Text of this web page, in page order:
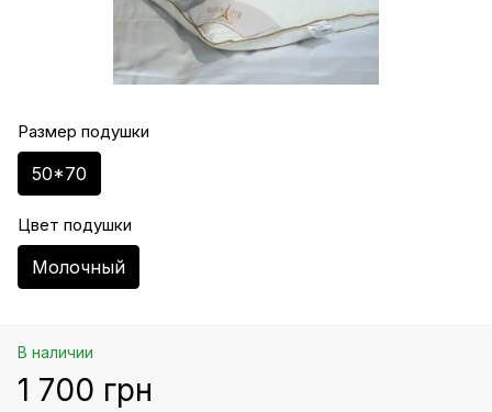
Размер подушки
50*70
Цвет подушки
Молочный
В наличии
1 700 грн